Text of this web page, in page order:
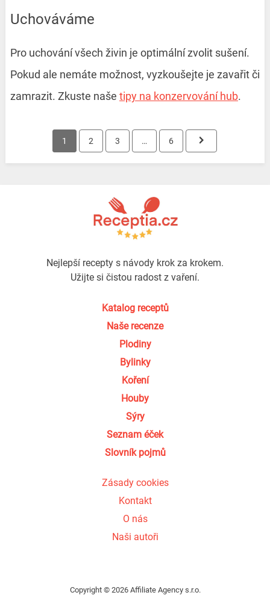
Uchováváme
Pro uchování všech živin je optimální zvolit sušení.
Pokud ale nemáte možnost, vyzkoušejte je zavařit či
zamrazit. Zkuste naše tipy na konzervování hub.
Navigace
pro
1 2 3 … 6
Nejlepší recepty s návody krok za krokem.
Užijte si čistou radost z vaření.
Katalog receptů
Naše recenze
Plodiny
Bylinky
Koření
Houby
Sýry
Seznam éček
Slovník pojmů
Zásady cookies
Kontakt
O nás
Naši autoři
Copyright © 2026 Affiliate Agency s.r.o.